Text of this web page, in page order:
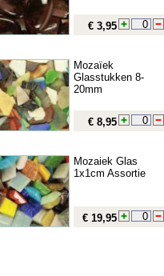
€ 3,95
Mozaïek
Glasstukken 8-
20mm
€ 8,95
Mozaiek Glas
1x1cm Assortie
€ 19,95